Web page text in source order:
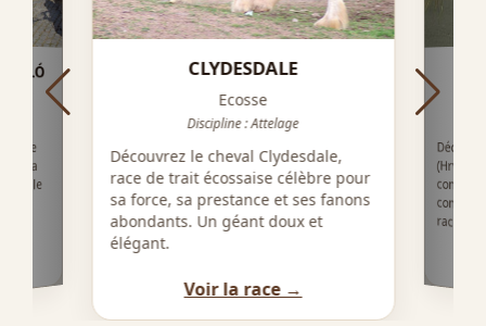
LÓ
une
de la
docile
CLYDESDALE
Ecosse
Discipline : Attelage
Découvrez le cheval Clydesdale,
race de trait écossaise célèbre pour
sa force, sa prestance et ses fanons
abondants. Un géant doux et
élégant.
Voir la race →
complet,
race